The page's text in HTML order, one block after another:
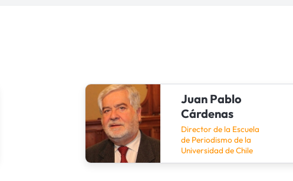
Juan Pablo
Cárdenas
Director de la Escuela
de Periodismo de la
Universidad de Chile